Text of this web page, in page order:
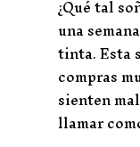
e
b
o
o
k
t
t
e
r
t
e
r
e
s
t
¿Qué tal
una
tinta. Esta
compras
sienten
llamar